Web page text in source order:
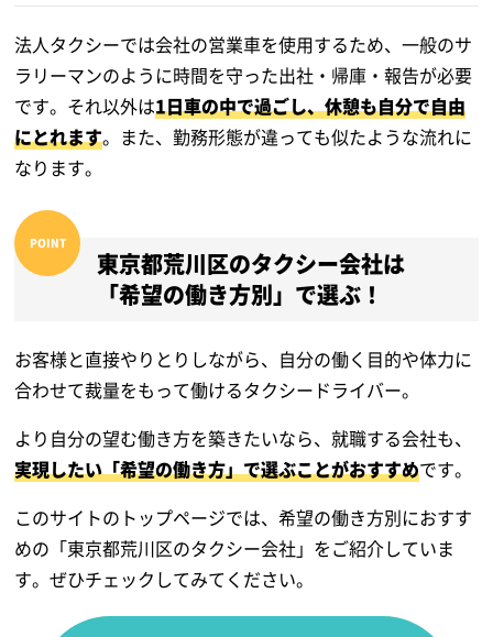
法人タクシーでは会社の営業車を使用するため、一般のサ
ラリーマンのように時間を守った出社・帰庫・報告が必要
です。それ以外は1日車の中で過ごし、休憩も自分で自由
にとれます。また、勤務形態が違っても似たような流れに
なります。
東京都荒川区のタクシー会社は
「希望の働き方別」で選ぶ！
お客様と直接やりとりしながら、自分の働く目的や体力に
合わせて裁量をもって働けるタクシードライバー。
より自分の望む働き方を築きたいなら、就職する会社も、
実現したい「希望の働き方」で選ぶことがおすすめです。
このサイトのトップページでは、希望の働き方別におすす
めの「東京都荒川区のタクシー会社」をご紹介していま
す。ぜひチェックしてみてください。